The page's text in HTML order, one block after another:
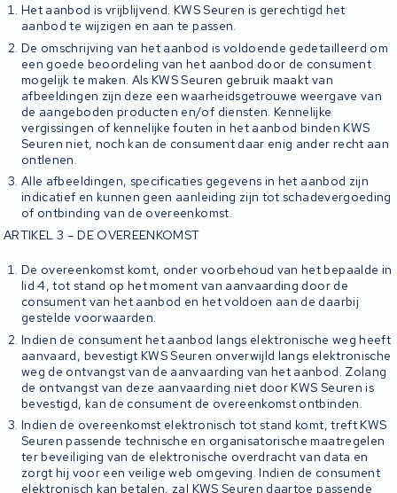
Het aanbod is vrijblijvend. KWS Seuren is gerechtigd het
aanbod te wijzigen en aan te passen.
De omschrijving van het aanbod is voldoende gedetailleerd om
een goede beoordeling van het aanbod door de consument
mogelijk te maken. Als KWS Seuren gebruik maakt van
afbeeldingen zijn deze een waarheidsgetrouwe weergave van
de aangeboden producten en/of diensten. Kennelijke
vergissingen of kennelijke fouten in het aanbod binden KWS
Seuren niet, noch kan de consument daar enig ander recht aan
ontlenen.
Alle afbeeldingen, specificaties gegevens in het aanbod zijn
indicatief en kunnen geen aanleiding zijn tot schadevergoeding
of ontbinding van de overeenkomst.
ARTIKEL 3 – DE OVEREENKOMST
De overeenkomst komt, onder voorbehoud van het bepaalde in
lid 4, tot stand op het moment van aanvaarding door de
consument van het aanbod en het voldoen aan de daarbij
gestelde voorwaarden.
Indien de consument het aanbod langs elektronische weg heeft
aanvaard, bevestigt KWS Seuren onverwijld langs elektronische
weg de ontvangst van de aanvaarding van het aanbod. Zolang
de ontvangst van deze aanvaarding niet door KWS Seuren is
bevestigd, kan de consument de overeenkomst ontbinden.
Indien de overeenkomst elektronisch tot stand komt, treft KWS
Seuren passende technische en organisatorische maatregelen
ter beveiliging van de elektronische overdracht van data en
zorgt hij voor een veilige web omgeving. Indien de consument
elektronisch kan betalen, zal KWS Seuren daartoe passende